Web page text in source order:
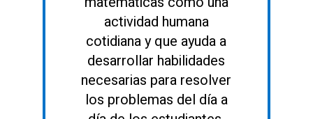
actividad humana
cotidiana y que ayuda a
desarrollar habilidades
necesarias para resolver
los problemas del día a